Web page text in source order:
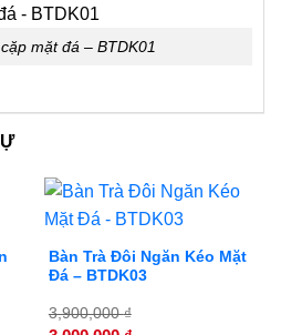
mặt đá – BTDK01
Bàn Trà Đôi Ngăn Kéo Mặt
Đá – BTDK03
3,900,000₫